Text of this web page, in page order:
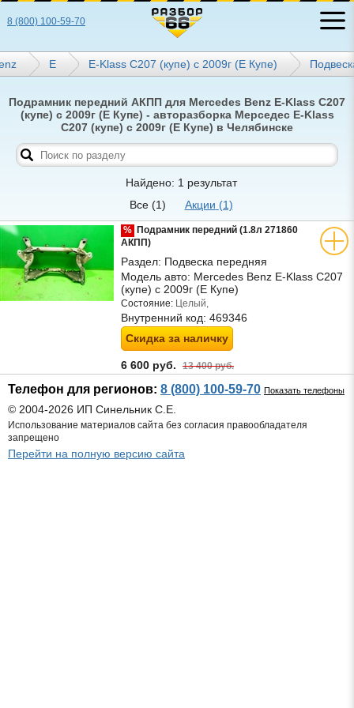
8 (800) 100-59-70
E E-Klass C207 (купе) с 2009г (Е Купе)
Подрамник передний АКПП для Mercedes Benz E-Klass C207
(купе) с 2009г (Е Купе) - авторазборка Мерседес E-Klass
C207 (купе) с 2009г (Е Купе) в Челябинске
Найдено: 1 результат
Все (1) Акции (1)
% Подрамник передний (1.8л 271860
АКПП)
Раздел: Подвеска передняя
Модель авто: Mercedes Benz E-Klass C207
(купе) с 2009г (Е Купе)
Состояние: Целый,
Внутренний код: 469346
Скидка за наличку
6 600 руб. 13 400 руб.
Телефон для регионов: 8 (800) 100-59-70 Показать телефоны
© 2004-2026 ИП Синельник С.Е.
Использование материалов сайта без согласия правообладателя
запрещено
Перейти на полную версию сайта